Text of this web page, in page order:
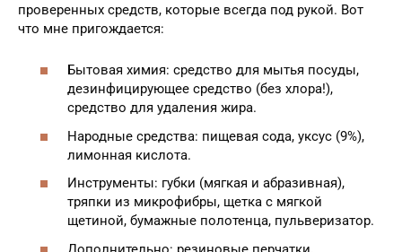
проверенных средств, которые всегда под рукой. Вот
что мне пригождается:
Бытовая химия: средство для мытья посуды,
дезинфицирующее средство (без хлора!),
средство для удаления жира.
Народные средства: пищевая сода, уксус (9%),
лимонная кислота.
Инструменты: губки (мягкая и абразивная),
тряпки из микрофибры, щетка с мягкой
щетиной, бумажные полотенца, пульверизатор.